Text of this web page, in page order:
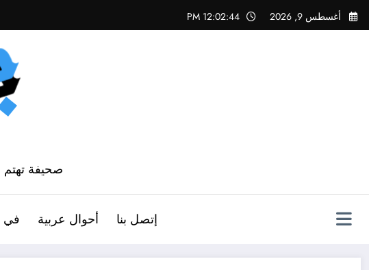
التجاوز
إلى
أغسطس 9, 2026 12:02:45 PM
صحيفة تهتم
إتصل بنا أحوال عربية في